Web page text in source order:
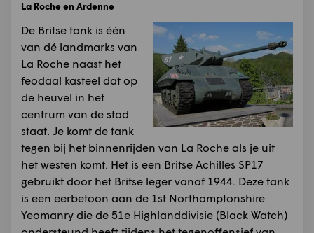
La Roche en Ardenne
De Britse tank is één
van dé landmarks van
La Roche naast het
feodaal kasteel dat op
de heuvel in het
centrum van de stad
staat. Je komt de tank
tegen bij het binnenrijden van La Roche als je uit
het westen komt. Het is een Britse Achilles SP17
gebruikt door het Britse leger vanaf 1944. Deze tank
is een eerbetoon aan de 1st Northamptonshire
Yeomanry die de 51e Highlanddivisie (Black Watch)